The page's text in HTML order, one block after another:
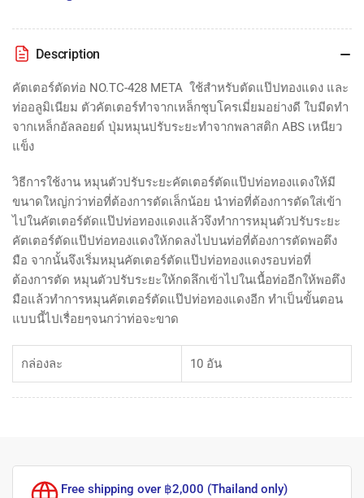
Description
คัตเตอร์ตัดท่อ NO.TC-428 META ใช้สำหรับตัดแป๊ปทองแดง และ
ท่ออลูมิเนียม ตัวคัตเตอร์ทำจากเหล็กชุบโครเมี่ยมอย่างดี ใบมีดทำ
จากเหล็กอัลลอยด์ ปุ่มหมุนปรับระยะทำจากพลาสติก ABS เหนียว
แข็ง
วิธีการใช้งาน หมุนตัวปรับระยะคัตเตอร์ตัดแป๊ปท่อทองแดงให้มี
ขนาดใหญ่กว่าท่อที่ต้องการตัดเล็กน้อย นำท่อที่ต้องการตัดใส่เข้า
ไปในคัตเตอร์ตัดแป๊ปท่อทองแดงแล้วจึงทำการหมุนตัวปรับระยะ
คัตเตอร์ตัดแป๊ปท่อทองแดงให้กดลงไปบนท่อที่ต้องการตัดพอตึง
มือ จากนั้นจึงเริ่มหมุนคัตเตอร์ตัดแป๊ปท่อทองแดงรอบท่อที่
ต้องการตัด หมุนตัวปรับระยะให้กดลึกเข้าไปในเนื้อท่ออีกให้พอตึง
มือแล้วทำการหมุนคัตเตอร์ตัดแป๊ปท่อทองแดงอีก ทำเป็นขั้นตอน
แบบนี้ไปเรื่อยๆจนกว่าท่อจะขาด
กล่องละ 10 อัน
Free shipping over ฿2,000 (Thailand only)